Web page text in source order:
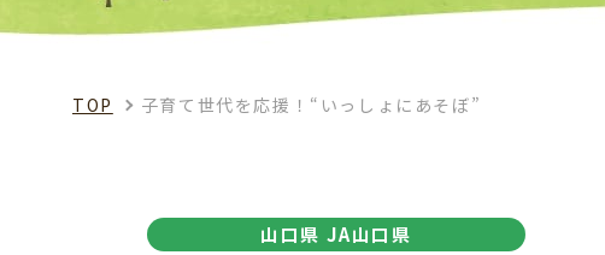
TOP 子育て世代を応援！“いっしょにあそぼ”
山口県 JA山口県